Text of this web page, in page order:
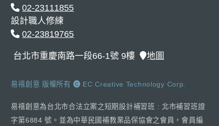
02-23111855
設計職人修練
02-23819765
台北市重慶南路一段66-1號 9樓 地圖
易禧創意 版權所有 EC Creative Technology Corp.
易禧創意為台北市合法立案之短期設計補習班 : 北市補習班證
字第6884 號。並為中華民國補教業品保協會之會員，會員編